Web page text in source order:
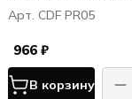
см, фарфор,
Primavera
Арт. CDF PR05
966 ₽
В корзину